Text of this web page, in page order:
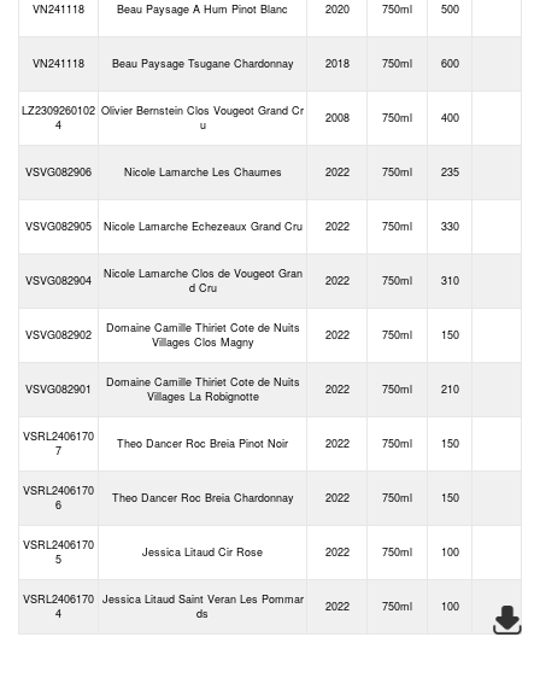
VN241118 Beau Paysage A Hum Pinot Blanc 2020 750ml 500
VN241118 Beau Paysage Tsugane Chardonnay 2018 750ml 600
LZ2309260102
4
Olivier Bernstein Clos Vougeot Grand Cr
u
2008 750ml 400
VSVG082906 Nicole Lamarche Les Chaumes 2022 750ml 235
VSVG082905 Nicole Lamarche Echezeaux Grand Cru 2022 750ml 330
VSVG082904
Nicole Lamarche Clos de Vougeot Gran
d Cru
2022 750ml 310
VSVG082902
Domaine Camille Thiriet Cote de Nuits
Villages Clos Magny
2022 750ml 150
VSVG082901
Domaine Camille Thiriet Cote de Nuits
Villages La Robignotte
2022 750ml 210
VSRL2406170
7
Theo Dancer Roc Breia Pinot Noir 2022 750ml 150
VSRL2406170
6
Theo Dancer Roc Breia Chardonnay 2022 750ml 150
VSRL2406170
5
Jessica Litaud Cir Rose 2022 750ml 100
VSRL2406170
4
Jessica Litaud Saint Veran Les Pommar
ds
2022 750ml 100